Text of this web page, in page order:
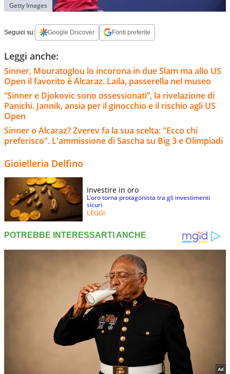
Getty Images
Seguici su: Google Discover Fonti preferite
Leggi anche:
Sinner, Mouratoglou lo incorona in due Slam ma allo US
Open il favorito è Alcaraz. Laila, passerella nel museo
“Sinner e Djokovic sono ossessionati”, la rivelazione di
Panichi. Jannik, ansia per il ginocchio e il rischio agli US
Open
Sinner o Alcaraz? Zverev fa la sua scelta: "Ecco chi
preferisco". L'ammissione di Sascha su Big 3 e Olimpiadi
Gioielleria Delfino
Investire in oro
L’oro torna protagonista tra gli investimenti
sicuri
LEGGI